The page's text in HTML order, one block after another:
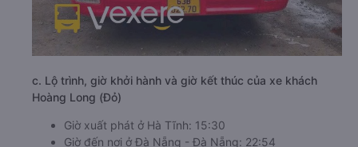
c. Lộ trình, giờ khởi hành và giờ kết thúc của xe khách
Hoàng Long (Đỏ)
Giờ xuất phát ở Hà Tĩnh: 15:30
Giờ đến nơi ở Đà Nẵng - Đà Nẵng: 22:54